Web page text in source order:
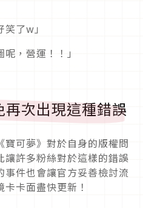
了w」
，營運！！」
次出現這種錯誤
可夢》對於自身的版權問
許多粉絲對於這樣的錯誤
件也會讓官方妥善檢討流
卡面盡快更新！